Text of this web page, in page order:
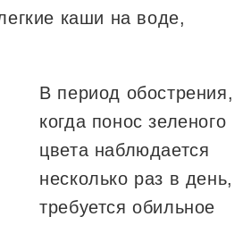
каши на воде,
В период обострения,
когда понос зеленого
цвета наблюдается
несколько раз в день,
требуется обильное